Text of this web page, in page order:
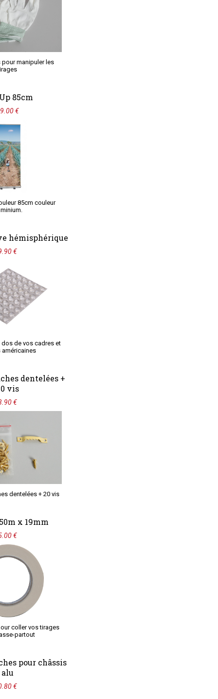
pour manipuler les
85cm
€
85cm couleur
hémisphérique
€
dos de vos cadres et
américaines
dentelées +
vis
€
dentelées + 20 vis
x 19mm
€
coller vos tirages
partout
pour châssis
alu
€